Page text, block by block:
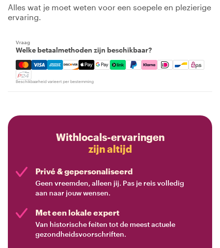
Alles wat je moet weten voor een soepele en plezierige
ervaring.
Vraag
Welke betaalmethoden zijn beschikbaar?
Mastercard, Visa, Amex, Discover, Apple Pay, Google
Beschikbaarheid varieert per bestemming
Withlocals-ervaringen
zijn altijd
Privé & gepersonaliseerd
Geen vreemden, alleen jij. Pas je reis volledig
aan naar jouw wensen.
Met een lokale expert
Van historische feiten tot de meest actuele
gezondheidsvoorschriften.